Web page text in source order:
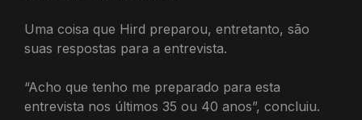
Uma coisa que Hird preparou, entretanto, são
suas respostas para a entrevista.
“Acho que tenho me preparado para esta
entrevista nos últimos 35 ou 40 anos”, concluiu.